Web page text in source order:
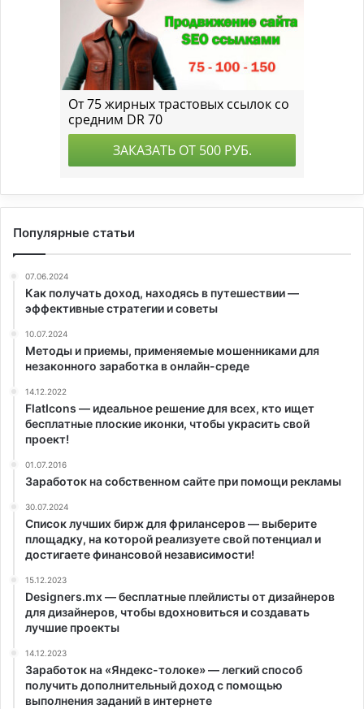
Популярные статьи
07.06.2024
Как получать доход, находясь в путешествии —
эффективные стратегии и советы
10.07.2024
Методы и приемы, применяемые мошенниками для
незаконного заработка в онлайн-среде
14.12.2022
FlatIcons — идеальное решение для всех, кто ищет
бесплатные плоские иконки, чтобы украсить свой
проект!
01.07.2016
Заработок на собственном сайте при помощи рекламы
30.07.2024
Список лучших бирж для фрилансеров — выберите
площадку, на которой реализуете свой потенциал и
достигаете финансовой независимости!
15.12.2023
Designers.mx — бесплатные плейлисты от дизайнеров
для дизайнеров, чтобы вдохновиться и создавать
лучшие проекты
14.12.2023
Заработок на «Яндекс-толоке» — легкий способ
получить дополнительный доход с помощью
выполнения заданий в интернете